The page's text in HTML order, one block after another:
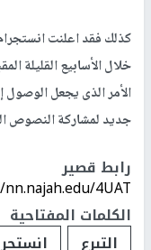
كذلك فقد اعلنت
خلال الأسابيع القليلة
الأمر الذى يجعل الوصول
جديد لمشاركة النصوص
رابط قصير
4UAT/
الكلمات المفتاحية
التبرع